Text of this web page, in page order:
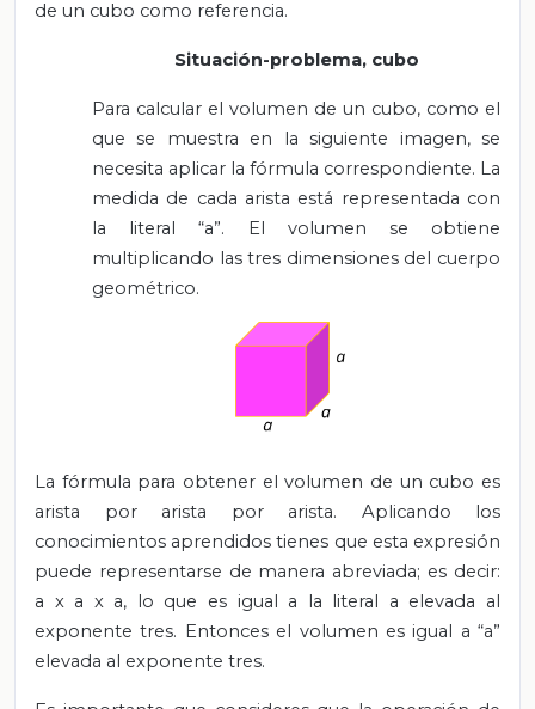
de un cubo como referencia.
Situación-problema, cubo
Para calcular el volumen de un cubo, como el
que se muestra en la siguiente imagen, se
necesita aplicar la fórmula correspondiente. La
medida de cada arista está representada con
la literal “a”. El volumen se obtiene
multiplicando las tres dimensiones del cuerpo
geométrico.
La fórmula para obtener el volumen de un cubo es
arista por arista por arista. Aplicando los
conocimientos aprendidos tienes que esta expresión
puede representarse de manera abreviada; es decir:
a x a x a, lo que es igual a la literal a elevada al
exponente tres. Entonces el volumen es igual a “a”
elevada al exponente tres.